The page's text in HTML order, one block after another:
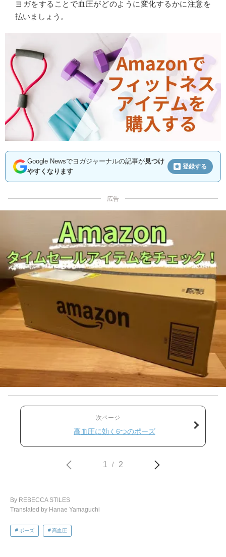
ヨガをすることで血圧がどのように変化するかに注意を
払いましょう。
Google Newsでヨガジャーナルの記事が見つけ
やすくなります
登録する
広告
次ページ
高血圧に効く6つのポーズ
1 / 2
By REBECCA STILES
Translated by Hanae Yamaguchi
ポーズ 高血圧